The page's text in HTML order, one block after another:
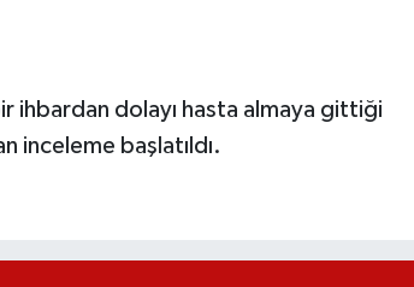
ihbardan dolayı hasta almaya gittiği
inceleme başlatıldı.